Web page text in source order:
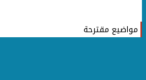
مواضيع مقترحة